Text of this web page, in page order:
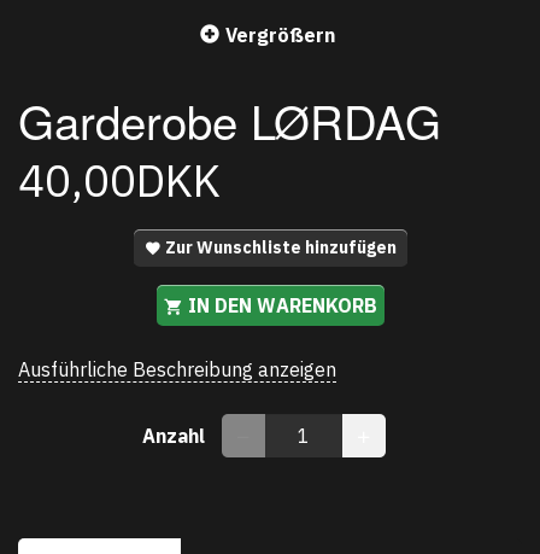
Vergrößern
Garderobe LØRDAG
40,00DKK
Zur Wunschliste hinzufügen
IN DEN WARENKORB
Ausführliche Beschreibung anzeigen
Anzahl